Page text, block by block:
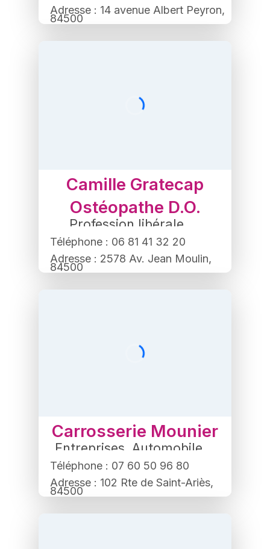
Adresse : 14 avenue Albert Peyron,
84500
Camille Gratecap
Ostéopathe D.O.
Profession libérale
Ostéopathe
Téléphone : 06 81 41 32 20
Adresse : 2578 Av. Jean Moulin,
84500
Carrosserie Mounier
Entreprises Automobile
Téléphone : 07 60 50 96 80
Adresse : 102 Rte de Saint-Ariès,
84500